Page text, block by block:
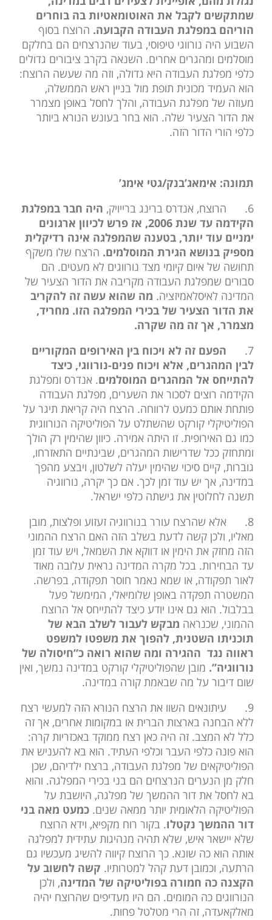
שמתקשים לקבל את האוטומאטיות בה בוחרים
הוריהם במפלגת העבודה הקבועה. הרוצח בסוף
השבוע היה נורווגי טיפוסי, בעוד שהנרצחים הם בחלקם
מוסלמים ומהגרים אחרים. השנאה בקרב ציבורים גדולים
כלפי מפלגת העבודה היא גדולה, וזה מה שעשה הרוצח:
הוא העמיד מכונית תופת מול בניין ראש הממשלה,
מעוזה של מפלגת העבודה, והלך לחסל באופן מצמרר
את הדור הצעיר שלה. הוא בחר בעונש הנורא ביותר
כלפי הורי הדור הזה.
תמונה: אימאג’בנק/גטי אימג’
6.
הרוצח, אנדרס ברינג ברייויק, היה חבר במפלגת
הקידמה עד שנת 2006, אז פרש לכיוון ארגונים
ימניים עוד יותר, בטענה שהמפלגה אינה רדיקלית
מספיק בנושא הגירת המוסלמים. הרצח שלו משקף
תחושה של איום קיומי מצד נורווגים לא מעטים. הם
סבורים שמפלגת העבודה מקריבה את הדור הצעיר של
המדינה לאיסלאמיזציה. מה שהוא עשה זה להקריב
את הדור הצעיר של בכירי המפלגה הזו. מחריד,
מצמרר, אך זה מה שקרה.
7.
הפעם זה לא ויכוח בין האירופים המקוריים
לבין המהגרים, אלא ויכוח פנים-נורווגי, כיצד
להתייחס אל המהגרים המוסלמים. אנדרס ומפלגת
הקידמה רוצים לסכור את השערים, מפלגת העבודה
פותחת אותם כמעט לרווחה. הרצח היה קריאת תיגר על
הפוליטיקלי קורקט שהשתלט על הפוליטיקה הנורווגית
כמו גם האירופית. זו היתה אמירה. כיוון שהימין רק הולך
ומתחזק ככל שדרישות המהגרים, שבינתיים התאזרחו,
גוברות, קיים סיכוי שהימין יעלה לשלטון, ויבצע מהפך
במדינה, אך יש עוד זמן לכך. אם כך יקרה, נורווגיה
תשנה לחלוטין את גישתה כלפי ישראל.
8.
אלא שהרצח עורר בנורווגיה זעזוע ופלצות, מובן
מאליו, ולכן קשה לדעת בשלב הזה האם הרצח ההמוני
הזה מחזק את הימין או דווקא את השמאל, ויש עוד זמן
עד הבחירות. בכל מקרה המדינה נראית עלובה מאוד
לאור תפקודה, או שמא נאמר חוסר תפקודה, בפרשה.
המשטרה תפקדה באופן שלומיאלי, המימשל פעל
בבלבול. הוא גם אינו יודע כיצד להתייחס אל הרוצח
ההמוני, שכנראה מבקש לעבור לשלב הבא של
תוכניתו השטנית, להפוך את משפטו למשפט
ראווה נגד ההגירה ומה שהוא רואה כ”חיסולה של
נורווגיה”. מובן שהפוליטיקלי קורקט במדינה נמשך, ואין
שום דיבור על מה שבאמת קורה במדינה.
9.
עיתונאים השוו את הרצח הנורא הזה למעשי רצח
ללא הבחנה בארצות הברית או במקומות אחרים, אך זה
כלל לא המצב. זה היה כאן רצח ממוקד באכזריות קרה:
הוא פונה כלפי העבר וכלפי העתיד. הוא בא להעניש את
הפוליטיקאים של מפלגת העבודה, ברצח ילדיהם, שכן
חלק מן הנערים הנרצחים הם בני בכירי המפלגה. והוא
בא לחסל את דור ההמשך של מפלגה, היושבת על
הפוליטיקה הלאומית יותר ממאה שנים. כמעט מאה בני
דור ההמשך נקטלו. בקור רוח מקפיא, וידא הרוצח
שלא יישאר איש, שלא תהיה מנהיגות עתידית למפלגה
אותה הוא כה שונא. כך הרוצח קיווה להשיג מעכשיו גם
הרתעה, וכמובן דעת קהל למטרותיו. קשה לחשוב על
הקצנה כה חמורה בפוליטיקה של המדינה, ולכן
הנורווגים כה המומים. הם היו מעדיפים שהרוצח יהיה
מאלקאעדה, זה הרי מטלטל פחות.